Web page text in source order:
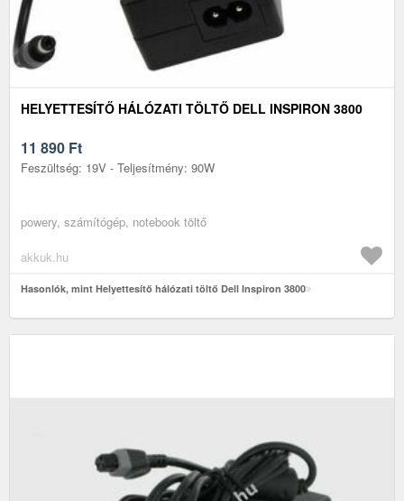
HELYETTESÍTŐ HÁLÓZATI TÖLTŐ DELL INSPIRON 3800
11 890 Ft
Feszültség: 19V - Teljesítmény: 90W
powery, számítógép, notebook töltő
akkuk.hu
Hasonlók, mint Helyettesítő hálózati töltő Dell Inspiron 3800